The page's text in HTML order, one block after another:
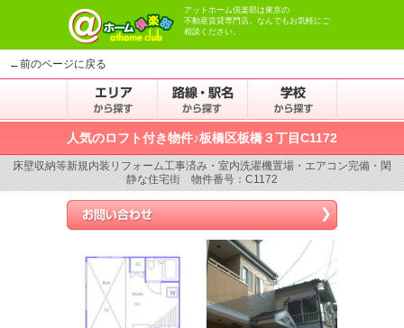
アットホーム倶楽部は東京の
不動産賃貸専門店。なんでもお気軽にご
相談ください。
←前のページに戻る
人気のロフト付き物件♪板橋区板橋３丁目C1172
床壁収納等新規内装リフォーム工事済み・室内洗濯機置場・エアコン完備・閑
静な住宅街 物件番号：C1172